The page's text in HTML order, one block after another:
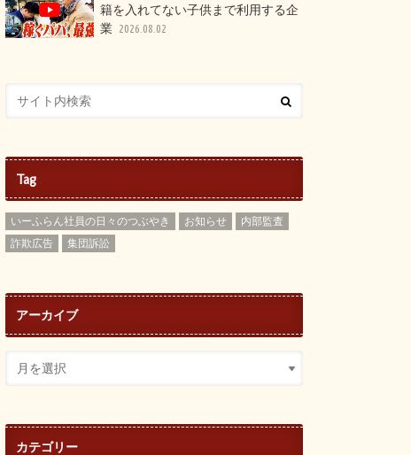
籍を入れてない子供まで利用する企
業 2026.08.02
Tag
いーふらん社員の日々のつぶやき お知らせ
内部監査
詐欺広告
集団訴訟
アーカイブ
カテゴリー